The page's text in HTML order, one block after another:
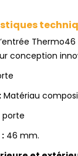
conception
Matériau
porte
46 mm.